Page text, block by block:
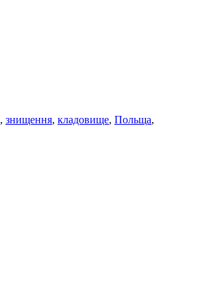
, знищення, кладовище, Польща,